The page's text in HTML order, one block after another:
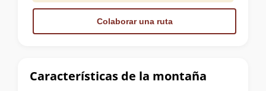
Características de la montaña
Colaborar una ruta